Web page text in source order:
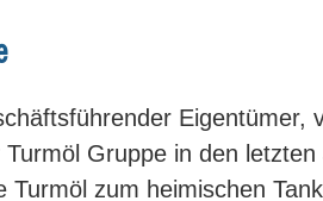
Eigentümer,
Gruppe in den letzten
Turmöl zum heimischen